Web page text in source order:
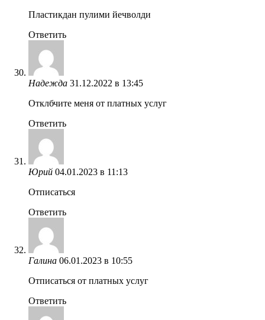
Пластикдан пулими йечволди
Ответить
Надежда 31.12.2022 в 13:45
Отклбчите меня от платных услуг
Ответить
Юрий 04.01.2023 в 11:13
Отписаться
Ответить
Галина 06.01.2023 в 10:55
Отписаться от платных услуг
Ответить